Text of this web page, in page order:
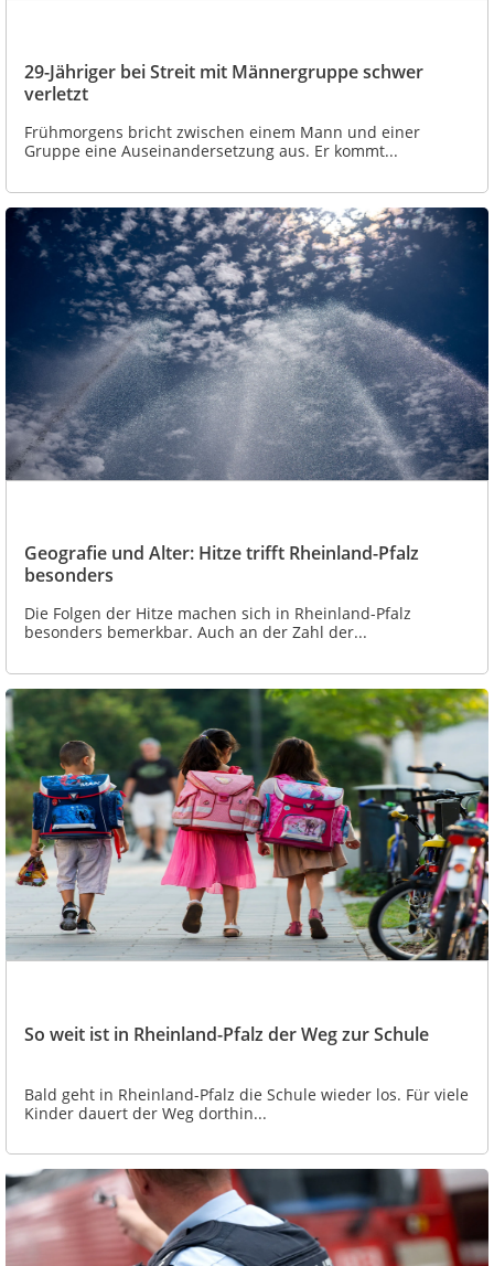
29-Jähriger bei Streit mit Männergruppe schwer
verletzt
Frühmorgens bricht zwischen einem Mann und einer
Gruppe eine Auseinandersetzung aus. Er kommt...
Geografie und Alter: Hitze trifft Rheinland-Pfalz
besonders
Die Folgen der Hitze machen sich in Rheinland-Pfalz
besonders bemerkbar. Auch an der Zahl der...
So weit ist in Rheinland-Pfalz der Weg zur Schule
Bald geht in Rheinland-Pfalz die Schule wieder los. Für viele
Kinder dauert der Weg dorthin...